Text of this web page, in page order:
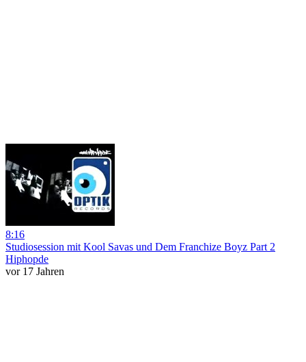
8:16
Studiosession mit Kool Savas und Dem Franchize Boyz Part 2
Hiphopde
vor 17 Jahren